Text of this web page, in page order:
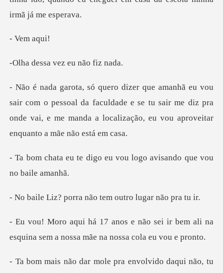
em
a vez eu n
pessoal da faculdade e se tu sair me diz pra
onde vai, e me manda
go eu vou logo avisando
rra não tem outro
sei ir bem ali na
esquina sem a nos
le pra envolvido daqui n